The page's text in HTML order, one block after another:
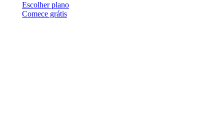
Escolher plano
Comece grátis